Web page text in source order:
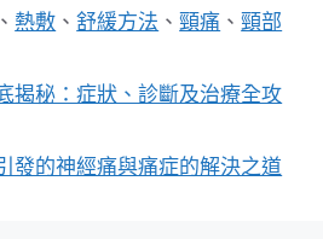
、 熱敷 、舒緩方法 、頸痛 、頸部
揭秘：症狀、診斷及治療全攻
發的神經痛與痛症的解決之道